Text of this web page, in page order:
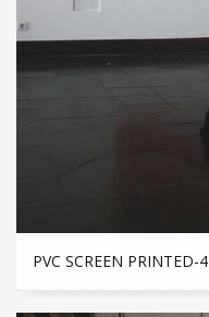
PVC SCREEN PRINTED-4